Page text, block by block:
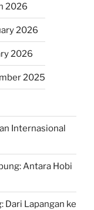
2026
2026
2026
2025
Internasional
Antara Hobi
Dari Lapangan ke